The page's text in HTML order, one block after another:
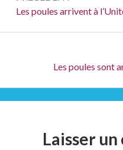
de
l’article
Précédent :
Les poules arrivent à
Suivant :
Les poules sont
Laisser